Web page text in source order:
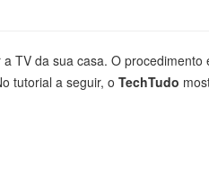
TV da sua casa. O procedimento
tutorial a seguir, o TechTudo